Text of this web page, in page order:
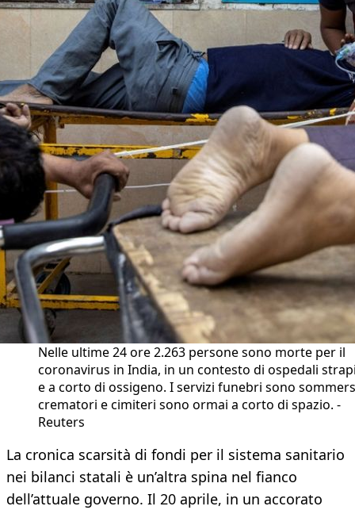
Nelle ultime 24 ore 2.263 persone sono morte per il
coronavirus in India, in un contesto di ospedali
e a corto di ossigeno. I servizi funebri sono
crematori e cimiteri sono ormai a corto di spazio. -
Reuters
La cronica scarsità di fondi per il sistema sanitario
nei bilanci statali è un’altra spina nel fianco
dell’attuale governo. Il 20 aprile, in un accorato